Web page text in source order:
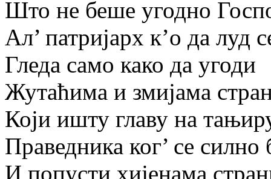
Што не беше угодно
Ал’ патријарх к’о да луд
Гледа само како да угоди
Жутаћима и змијама
Који ишту главу на
Праведника ког’ се силно
И попусти хијенама